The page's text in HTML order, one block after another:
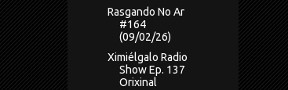
Rasgando No Ar
#164
(09/02/26)
Ximiélgalo Radio
Show Ep. 137
Orixinal